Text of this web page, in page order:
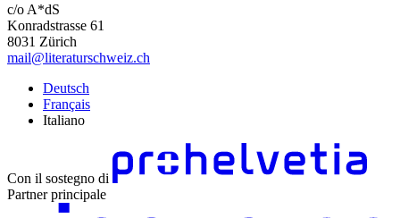
c/o A*dS
Konradstrasse 61
8031 Zürich
mail@literaturschweiz.ch
Deutsch
Français
Italiano
Con il sostegno di
Partner principale